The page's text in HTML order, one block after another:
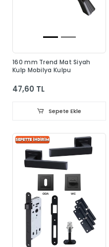
160 mm Trend Mat Siyah
Kulp Mobilya Kulpu
47,60 TL
Sepete Ekle